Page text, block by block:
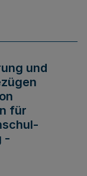
und
für
-